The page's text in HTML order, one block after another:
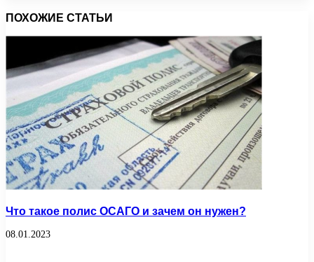
ПОХОЖИЕ СТАТЬИ
Что такое полис ОСАГО и зачем он нужен?
08.01.2023